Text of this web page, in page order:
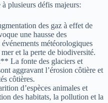
plusieurs défis majeurs:
des gaz à effet de
une hausse des
météorologiques
et la perte de biodiversité.
La fonte des glaciers et
aggravant l’érosion côtière et
côtières.
d’espèces animales et
des habitats, la pollution et la